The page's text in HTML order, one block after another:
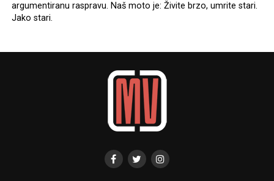
argumentiranu raspravu. Naš moto je: Živite brzo, umrite stari.
Jako stari.